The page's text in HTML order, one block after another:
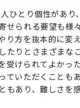
ひとり個性があり
せられる要望も様
り方を抜本的に変
たりとさまざまな
受けられてよかっ
ていただくことも
もあり、難しさを